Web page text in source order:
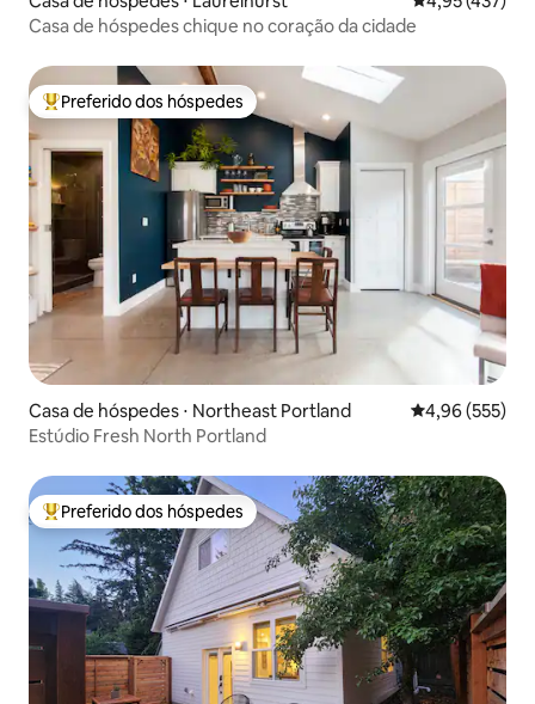
Casa de hóspedes chique no coração da cidade
Entre os melhores preferidos dos hóspedes
Preferido dos hóspedes
Casa de hóspedes ⋅ Northeast Portland 4,96 de uma
4,96 (555)
Estúdio Fresh North Portland
Entre os melhores preferidos dos hóspedes
Preferido dos hóspedes